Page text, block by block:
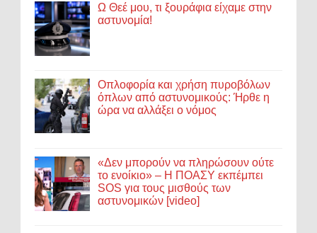
Ω Θεέ μου, τι ξουράφια είχαμε στην
αστυνομία!
Οπλοφορία και χρήση πυροβόλων
όπλων από αστυνομικούς: Ήρθε η
ώρα να αλλάξει ο νόμος
«Δεν μπορούν να πληρώσουν ούτε
το ενοίκιο» – Η ΠΟΑΣΥ εκπέμπει
SOS για τους μισθούς των
αστυνομικών [video]